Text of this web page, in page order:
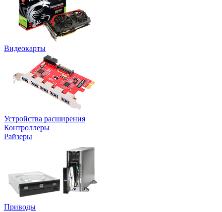
Видеокарты
Устройства расширения
Контроллеры
Райзеры
Приводы